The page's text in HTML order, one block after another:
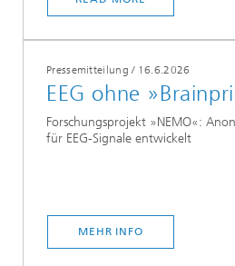
Pressemitteilung / 16.6.2026
EEG ohne
Forschungsprojekt »NEMO«:
für EEG-Signale entwickelt
MEHR INFO